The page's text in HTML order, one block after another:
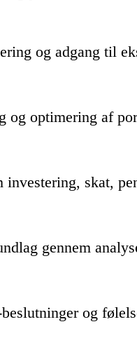
og adgang til
og optimering af
skat,
gennem
og